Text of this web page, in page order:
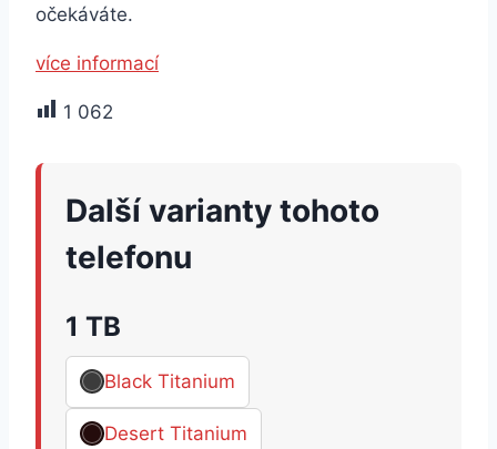
očekáváte.
více informací
1 062
Další varianty tohoto
telefonu
1 TB
Black Titanium
Desert Titanium